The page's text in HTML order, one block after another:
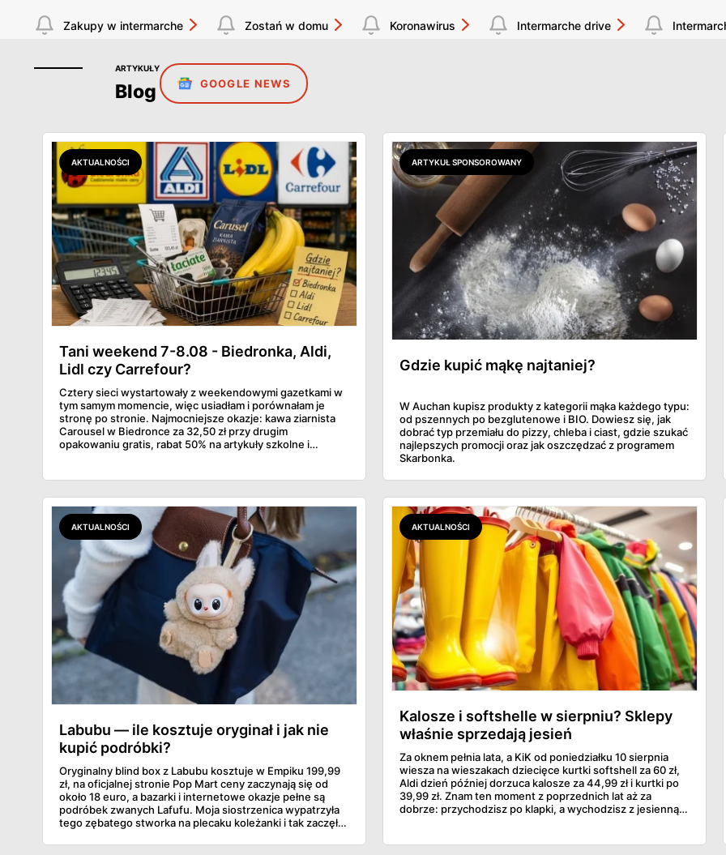
Zakupy w intermarche Zostań w domu Koronawirus Intermarche drive
ARTYKUŁY
Blog GOOGLE NEWS
AKTUALNOŚCI
Tani weekend 7-8.08 - Biedronka, Aldi,
Lidl czy Carrefour?
Cztery sieci wystartowały z weekendowymi gazetkami w
tym samym momencie, więc usiadłam i porównałam je
stronę po stronie. Najmocniejsze okazje: kawa ziarnista
Carousel w Biedronce za 32,50 zł przy drugim
opakowaniu gratis, rabat 50% na artykuły szkolne i
odpowiada masłem za 2,99 zł. Werdykt w skrócie:
najwięcej wyciśniesz z Biedronki, po świeże warzywa jedź
do Aldi.
ARTYKUŁ SPONSOROWANY
Gdzie kupić mąkę najtaniej?
W Auchan kupisz produkty z kategorii mąka każdego typu:
od pszennych po bezglutenowe i BIO. Dowiesz się, jak
dobrać typ przemiału do pizzy, chleba i ciast, gdzie szukać
najlepszych promocji oraz jak oszczędzać z programem
Skarbonka.
AKTUALNOŚCI
Labubu — ile kosztuje oryginał i jak nie
kupić podróbki?
Oryginalny blind box z Labubu kosztuje w Empiku 199,99
zł, na oficjalnej stronie Pop Mart ceny zaczynają się od
około 18 euro, a bazarki i internetowe okazje pełne są
podróbek zwanych Lafufu. Moja siostrzenica wypatrzyła
tego zębatego stworka na plecaku koleżanki i tak zaczęło
kosztuje i po czym poznać, że sprzedawca nie wciska nam
AKTUALNOŚCI
Kalosze i softshelle w sierpniu? Sklepy
właśnie sprzedają jesień
Za oknem pełnia lata, a KiK od poniedziałku 10 sierpnia
wiesza na wieszakach dziecięce kurtki softshell za 60 zł,
Aldi dzień później dorzuca kalosze za 44,99 zł i kurtki po
39,99 zł. Znam ten moment z poprzednich lat aż za
dobrze: przychodzisz po klapki, a wychodzisz z jesienną
sens kupować jesień, zanim skończą się wakacje.